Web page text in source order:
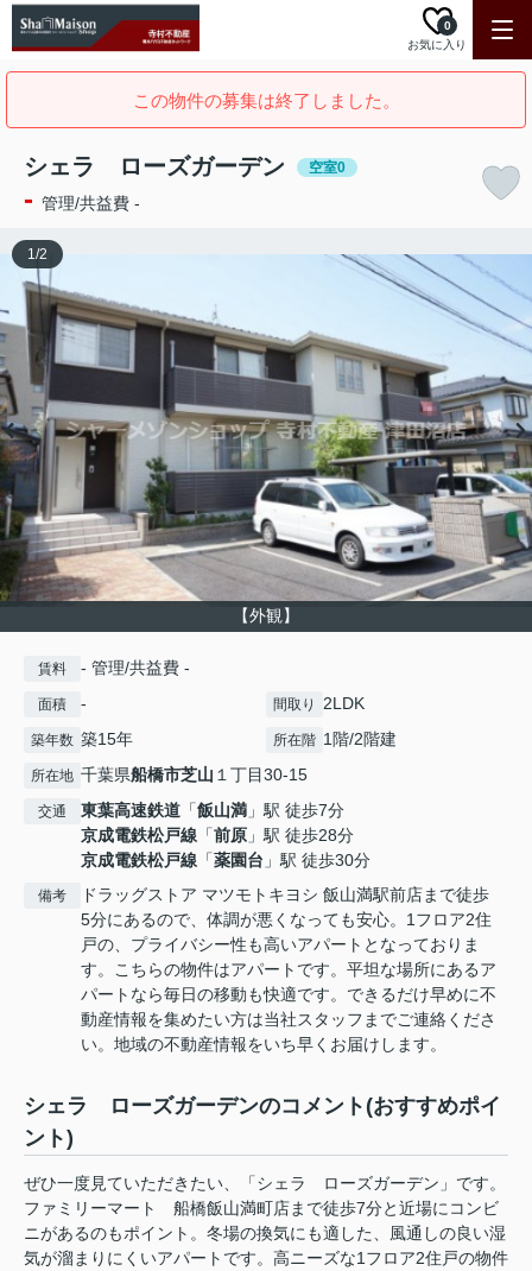
お気に入り
0
この物件の募集は終了しました。
シェラ ローズガーデン 空室0
- 管理/共益費 -
【外観】
1/2
賃料 - 管理/共益費 -
面積 - 間取り 2LDK
築年数 築15年 所在階 1階/2階建
所在地 千葉県船橋市芝山 １丁目30-15
交通 東葉高速鉄道 「飯山満 」駅 徒歩7分
京成電鉄松戸線 「前原 」駅 徒歩28分
京成電鉄松戸線 「薬園台 」駅 徒歩30分
備考
ドラッグストア マツモトキヨシ 飯山満駅前店まで徒歩
5分にあるので、体調が悪くなっても安心。1フロア2住
戸の、プライバシー性も高いアパートとなっておりま
す。こちらの物件はアパートです。平坦な場所にあるア
パートなら毎日の移動も快適です。できるだけ早めに不
動産情報を集めたい方は当社スタッフまでご連絡くださ
い。地域の不動産情報をいち早くお届けします。
シェラ ローズガーデンのコメント(おすすめポイ
ント)
ぜひ一度見ていただきたい、「シェラ ローズガーデン」です。
ファミリーマート 船橋飯山満町店まで徒歩7分と近場にコンビ
ニがあるのもポイント。冬場の換気にも適した、風通しの良い湿
気が溜まりにくいアパートです。高ニーズな1フロア2住戸の物件